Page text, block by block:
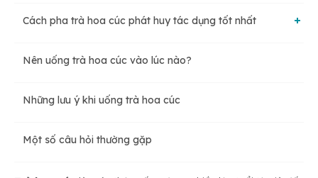
Giúp giảm căng thẳng, mệt mỏi
Cách pha trà hoa cúc phát huy tác dụng tốt nhất
Cách pha trà hoa cúc kỷ tử
Nên uống trà hoa cúc vào lúc nào?
Những lưu ý khi uống trà hoa cúc
Một số câu hỏi thường gặp